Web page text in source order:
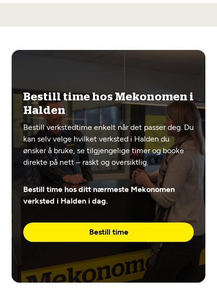
Bestill time hos Mekonomen i
Halden
Bestill verkstedtime enkelt når det passer deg. Du
kan selv velge hvilket verksted i Halden du
ønsker å bruke, se tilgjengelige timer og booke
direkte på nett – raskt og oversiktlig.
Bestill time hos ditt nærmeste Mekonomen
verksted i Halden i dag.
Bestill time